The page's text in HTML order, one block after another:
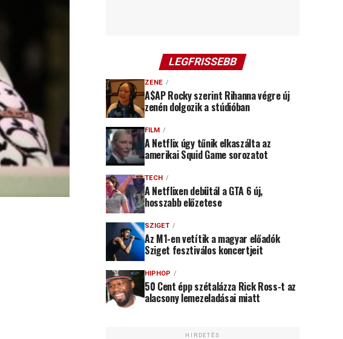
LEGFRISSEBB
ZENE
A$AP Rocky szerint Rihanna végre új
zenén dolgozik a stúdióban
FILM
A Netflix úgy tűnik elkaszálta az
amerikai Squid Game sorozatot
TECH
A Netflixen debütál a GTA 6 új,
hosszabb előzetese
SZIGET
Az M1-en vetítik a magyar előadók
Sziget fesztiválos koncertjeit
HIPHOP
50 Cent épp szétalázza Rick Ross-t az
alacsony lemezeladásai miatt
HIRDETÉS